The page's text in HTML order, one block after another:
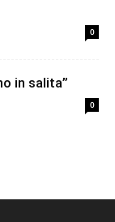
0
in salita”
0